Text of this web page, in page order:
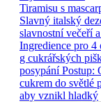
Tiramisu s
Slavný italský
slavnostní večeří
Ingredience pro 4
g cukrářských
posypání Postup:
cukrem do světlé
aby vznikl hladký